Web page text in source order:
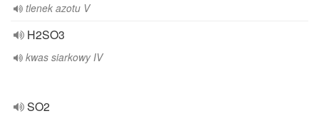
tlenek azotu V
H2SO3
kwas siarkowy IV
SO2